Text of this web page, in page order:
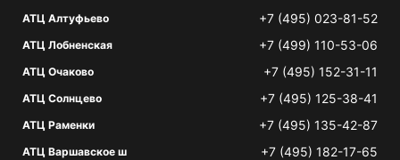
АТЦ Алтуфьево +7 (495) 023-81-52
АТЦ Лобненская +7 (499) 110-53-06
АТЦ Очаково +7 (495) 152-31-11
АТЦ Солнцево +7 (495) 125-38-41
АТЦ Раменки +7 (495) 135-42-87
АТЦ Варшавское ш +7 (495) 182-17-65